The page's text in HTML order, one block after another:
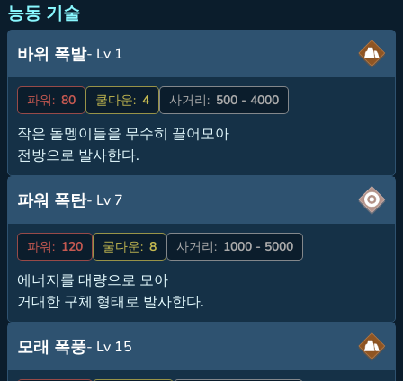
능동 기술
바위 폭발- Lv 1
파워: 80 쿨다운: 4 사거리: 500 - 4000
작은 돌멩이들을 무수히 끌어모아
전방으로 발사한다.
파워 폭탄- Lv 7
파워: 120 쿨다운: 8 사거리: 1000 - 5000
에너지를 대량으로 모아
거대한 구체 형태로 발사한다.
모래 폭풍- Lv 15